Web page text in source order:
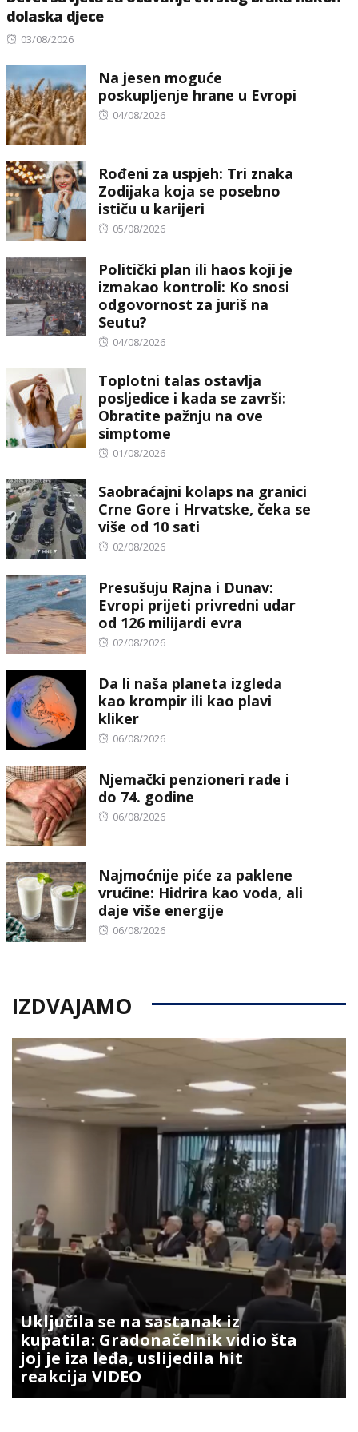
dolaska djece
Posted
03/08/2026
Na jesen moguće
poskupljenje hrane u Evropi
Posted
04/08/2026
Rođeni za uspjeh: Tri znaka
Zodijaka koja se posebno
ističu u karijeri
Posted
05/08/2026
Politički plan ili haos koji je
izmakao kontroli: Ko snosi
odgovornost za juriš na
Seutu?
Posted
04/08/2026
Toplotni talas ostavlja
posljedice i kada se završi:
Obratite pažnju na ove
simptome
Posted
01/08/2026
Saobraćajni kolaps na granici
Crne Gore i Hrvatske, čeka se
više od 10 sati
Posted
02/08/2026
Presušuju Rajna i Dunav:
Evropi prijeti privredni udar
od 126 milijardi evra
Posted
02/08/2026
Da li naša planeta izgleda
kao krompir ili kao plavi
kliker
Posted
06/08/2026
Njemački penzioneri rade i
do 74. godine
Posted
06/08/2026
Najmoćnije piće za paklene
vrućine: Hidrira kao voda, ali
daje više energije
Posted
06/08/2026
IZDVAJAMO
Uključila se na sastanak iz
kupatila: Gradonačelnik vidio šta
joj je iza leđa, uslijedila hit
reakcija VIDEO